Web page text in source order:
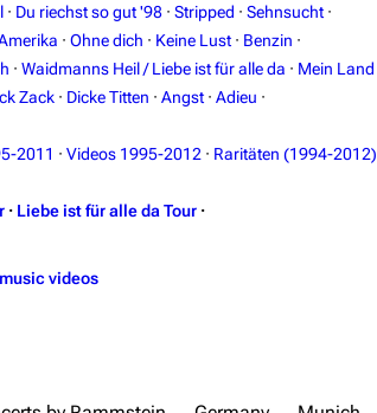
· Du riechst so gut '98 · Stripped · Sehnsucht ·
· Ohne dich · Keine Lust · Benzin ·
· Waidmanns Heil / Liebe ist für alle da · Mein Land
Zack · Dicke Titten · Angst · Adieu ·
2011 · Videos 1995-2012 · Raritäten (1994-2012)
· Liebe ist für alle da Tour ·
videos